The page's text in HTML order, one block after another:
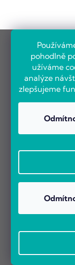
pohodlně
užíváme
analýze
zlepšujeme